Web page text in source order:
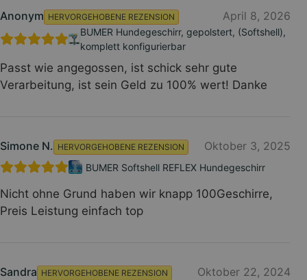
Anonym HERVORGEHOBENE REZENSION April 8, 2026
BUMER Hundegeschirr, gepolstert, (Softshell),
komplett konfigurierbar
Passt wie angegossen, ist schick sehr gute
Verarbeitung, ist sein Geld zu 100% wert! Danke
Simone N. HERVORGEHOBENE REZENSION Oktober 3, 2025
BUMER Softshell REFLEX Hundegeschirr
Nicht ohne Grund haben wir knapp 100Geschirre,
Preis Leistung einfach top
Sandra HERVORGEHOBENE REZENSION Oktober 22, 2024